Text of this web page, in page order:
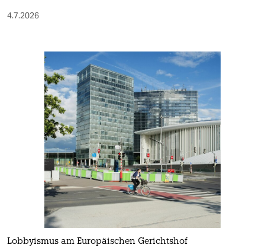
4.7.2026
Lobbyismus am Europäischen Gerichtshof